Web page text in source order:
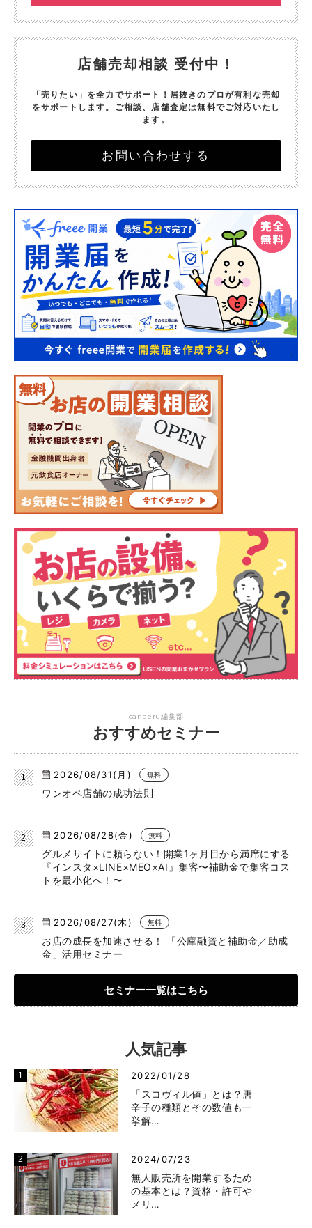
店舗売却相談 受付中！
「売りたい」を全力でサポート！ 居抜きのプロが有利な売却
をサポートします。 ご相談、店舗査定は無料でご対応いたし
ます。
お問い合わせする
canaeru編集部
おすすめセミナー
2026/08/31(月) 無料
ワンオペ店舗の成功法則
2026/08/28(金) 無料
グルメサイトに頼らない！開業1ヶ月目から満席にする
『インスタ×LINE×MEO×AI』集客〜補助金で集客コス
トを最小化へ！〜
2026/08/27(木) 無料
お店の成長を加速させる！ 「公庫融資と補助金／助成
金」活用セミナー
セミナー一覧はこちら
人気記事
2022/01/28
「スコヴィル値」とは？唐
辛子の種類とその数値も一
挙解…
2024/07/23
無人販売所を開業するため
の基本とは？資格・許可や
メリ…